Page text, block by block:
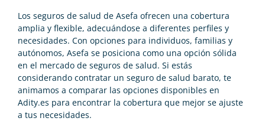
Los seguros de salud de Asefa ofrecen una cobertura
amplia y flexible, adecuándose a diferentes perfiles y
necesidades. Con opciones para individuos, familias y
autónomos, Asefa se posiciona como una opción sólida
en el mercado de seguros de salud. Si estás
considerando contratar un seguro de salud barato, te
animamos a comparar las opciones disponibles en
Adity.es para encontrar la cobertura que mejor se ajuste
a tus necesidades.